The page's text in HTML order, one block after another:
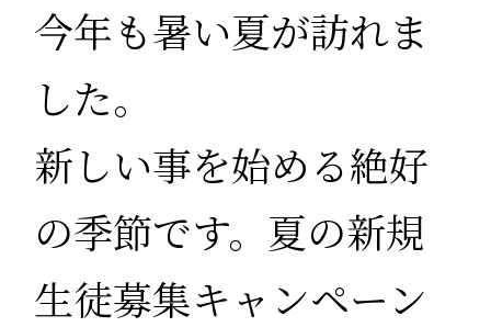
今年も暑い夏が訪れま
した。
新しい事を始める絶好
の季節です。夏の新規
生徒募集キャンペーン